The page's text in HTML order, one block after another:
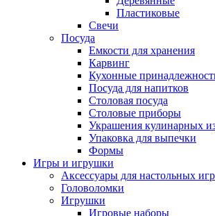
Пластиковые
Свечи
Посуда
Емкости для хранения
Карвинг
Кухонные
Посуда для напитков
Столовая посуда
Столовые приборы
Украшения кулинарных
Упаковка для выпечки
Формы
Игры и игрушки
Аксессуары для настольных игр
Головоломки
Игрушки
Игровые наборы